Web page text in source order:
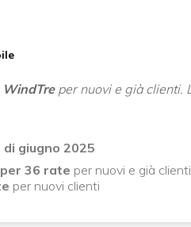
WindTreper nuovi e già clienti.
giugno 2025
36 rate per nuovi e già clienti
per nuovi clienti